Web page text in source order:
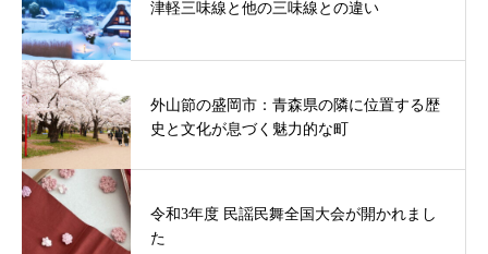
津軽三味線と他の三味線との違い
外山節の盛岡市：青森県の隣に位置する歴
史と文化が息づく魅力的な町
令和3年度 民謡民舞全国大会が開かれまし
た